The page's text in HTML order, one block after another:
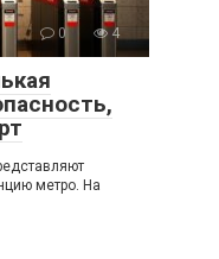
0 4
метро. На